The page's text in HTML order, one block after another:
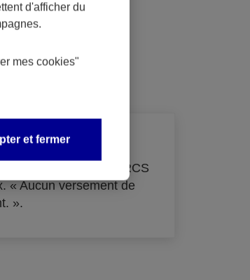
€ - immatriculée au RCS
« Aucun versement de
».
d'afficher du
mes cookies"
et fermer